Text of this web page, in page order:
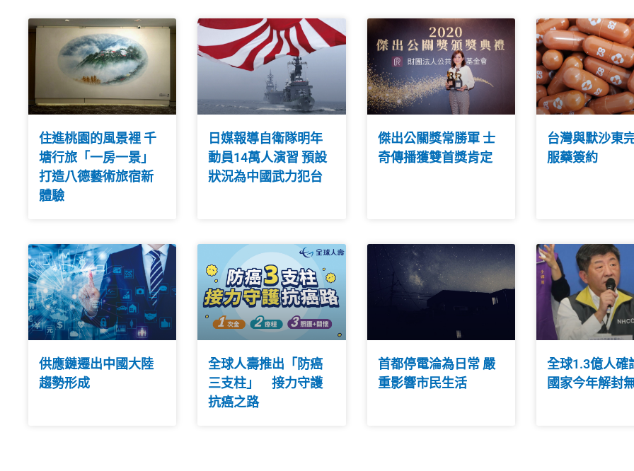
住進桃園的風景裡 千
塘行旅「一房一景」
打造八德藝術旅宿新
體驗
日媒報導自衛隊明年
動員14萬人演習 預設
狀況為中國武力犯台
傑出公關獎常勝軍 士
奇傳播獲雙首獎肯定
台灣與默沙東
服藥簽約
供應鏈遷出中國大陸
趨勢形成
全球人壽推出「防癌
三支柱」 接力守護
抗癌之路
首都停電淪為日常 嚴
重影響市民生活
全球1.3億人確
國家今年解封